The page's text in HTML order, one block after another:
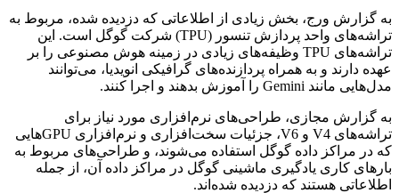
به گزارش ورج، بخش زیادی از اطلاعاتی که دزدیده شده، مربوط به
تراشه‌های واحد پردازش تنسور (TPU) شرکت گوگل است. این
تراشه‌های TPU وظیفه‌های زیادی در زمینه هوش مصنوعی را بر
عهده دارند و به همراه پردازنده‌های گرافیکی انویدیا، می‌توانند
مدل‌هایی مانند Gemini را آموزش بدهند و اجرا کنند.
به گزارش مجازی، طراحی‌های نرم‌افزاری مورد نیاز برای
تراشه‌های V4 و V6، جزئیات سخت‌افزاری و نرم‌افزاری GPUهایی
که در مراکز داده گوگل استفاده می‌شوند، و طراحی‌های مربوط به
بارهای کاری یادگیری ماشینی گوگل در مراکز داده آن، از جمله
اطلاعاتی هستند که دزدیده شده‌اند.